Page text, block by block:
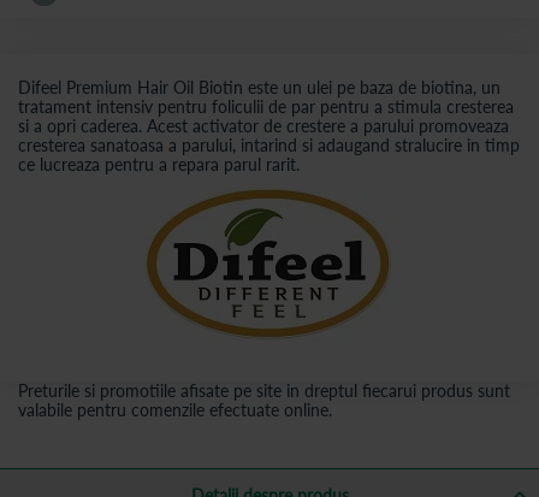
Difeel Premium Hair Oil Biotin este un ulei pe baza de biotina, un
tratament intensiv pentru foliculii de par pentru a stimula cresterea
si a opri caderea. Acest activator de crestere a parului promoveaza
cresterea sanatoasa a parului, intarind si adaugand stralucire in timp
ce lucreaza pentru a repara parul rarit.
Preturile si promotiile afisate pe site in dreptul fiecarui produs sunt
valabile pentru comenzile efectuate online.